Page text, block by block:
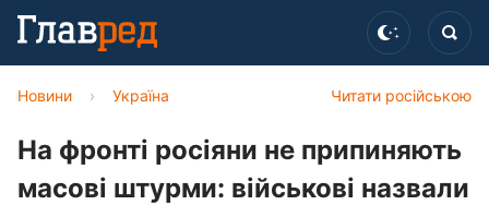
Читати російською
Новини › Україна
На фронті росіяни не припиняють
масові штурми: військові назвали